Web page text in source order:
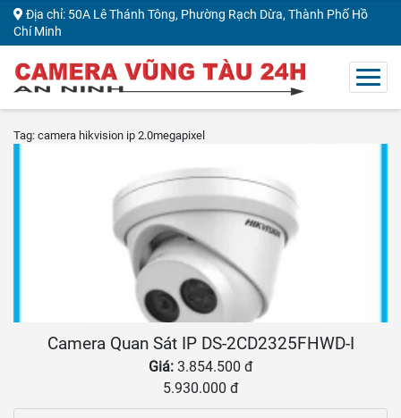
Địa chỉ: 50A Lê Thánh Tông, Phường Rạch Dừa, Thành Phố Hồ
Chí Minh
Tag: camera hikvision ip 2.0megapixel
Camera Quan Sát IP DS-2CD2325FHWD-I
Giá: 3.854.500 đ
5.930.000 đ